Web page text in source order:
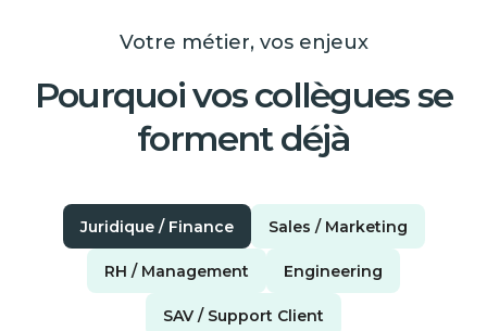
Votre métier, vos enjeux
Pourquoi vos collègues se
forment déjà
Juridique / Finance Sales / Marketing
RH / Management Engineering
SAV / Support Client